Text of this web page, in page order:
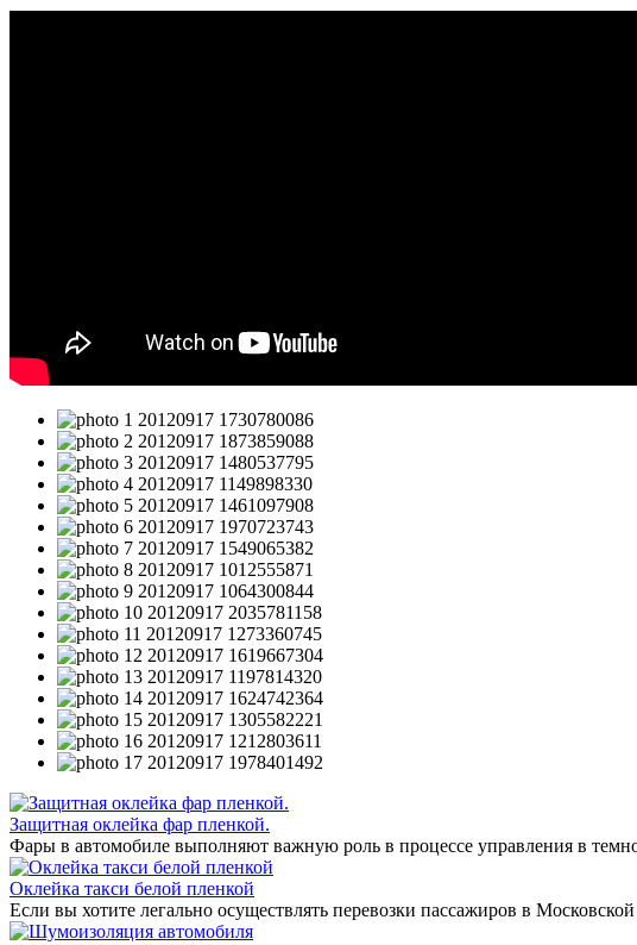
Защитная оклейка фар пленкой.
Фары в автомобиле выполняют важную роль в процессе управления в
Оклейка такси белой пленкой
Если вы хотите легально осуществлять перевозки пассажиров в